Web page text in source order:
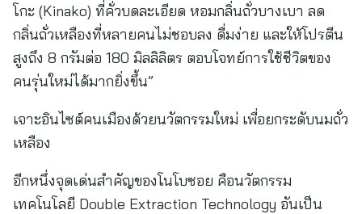
โกะ (Kinako) ที่คั่วบดละเอียด หอมกลิ่นถั่วบางเบา ลด
กลิ่นถั่วเหลืองที่หลายคนไม่ชอบลง ดื่มง่าย และให้โปรตีน
สูงถึง 8 กรัมต่อ 180 มิลลิลิตร ตอบโจทย์การใช้ชีวิตของ
คนรุ่นใหม่ได้มากยิ่งขึ้น”
เจาะอินไซต์คนเมืองด้วยนวัตกรรมใหม่ เพื่อยกระดับนมถั่ว
เหลือง
อีกหนึ่งจุดเด่นสำคัญของโนโบซอย คือนวัตกรรม
เทคโนโลยี Double Extraction Technology อันเป็น